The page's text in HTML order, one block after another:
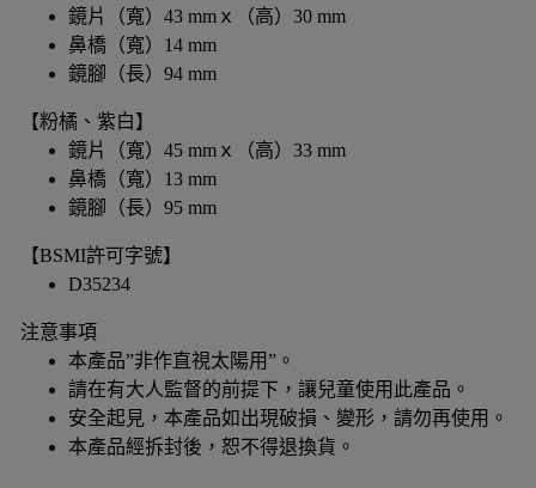
鏡片（寬）43 mmｘ（高）30 mm
鼻橋（寬）14 mm
鏡腳（長）94 mm
【粉橘、紫白】
鏡片（寬）45 mmｘ（高）33 mm
鼻橋（寬）13 mm
鏡腳（長）95 mm
【BSMI許可字號】
D35234
注意事項
本產品”非作直視太陽用”。
請在有大人監督的前提下，讓兒童使用此產品。
安全起見，本產品如出現破損、變形，請勿再使用。
本產品經拆封後，恕不得退換貨。